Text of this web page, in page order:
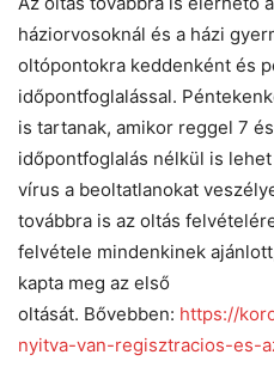
háziorvosoknál és a házi
oltópontokra keddenként és
időpontfoglalással.
is tartanak, amikor reggel 7
időpontfoglalás nélkül is
vírus a beoltatlanokat
továbbra is az oltás
felvétele mindenkinek
kapta meg az első
oltását. Bővebben: https://
nyitva-van-regisztracios-es-